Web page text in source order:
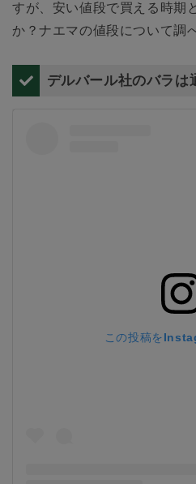
すが、安い値段で買える時期
か？ナエマの値段について調
デルバール社のバラは
この投稿を